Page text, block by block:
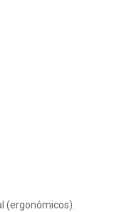
(ergonómicos).